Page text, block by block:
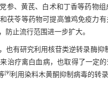
参、黄芪、白术和丁香等药物
茯苓等药物可提高雏鸡免疫力有
防止流行范围进一步扩大。
也有研究利用核苷类逆转录酶
治疗禽白血病，也取得了一定
[9]利用染料木黄酮抑制病毒的转